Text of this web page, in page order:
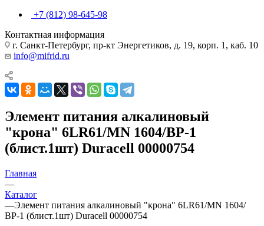
+7 (812) 98-645-98
Контактная информация
г. Санкт-Петербург, пр-кт Энергетиков, д. 19, корп. 1, каб. 10
info@mifrid.ru
Элемент питания алкалиновый
"крона" 6LR61/MN 1604/ВР-1
(блист.1шт) Duracell 00000754
Главная
—
Каталог
—Элемент питания алкалиновый "крона" 6LR61/MN 1604/
ВР-1 (блист.1шт) Duracell 00000754